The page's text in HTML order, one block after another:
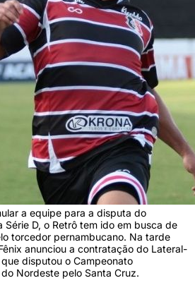
a equipe para a disputa do
Série D, o Retrô tem ido em busca de
torcedor pernambucano. Na tarde
anunciou a contratação do Lateral-
disputou o Campeonato
Nordeste pelo Santa Cruz.